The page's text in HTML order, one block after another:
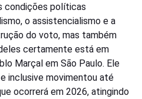
condições políticas
o assistencialismo e a
do voto, mas também
certamente está em
Marçal em São Paulo. Ele
inclusive movimentou até
ocorrerá em 2026, atingindo